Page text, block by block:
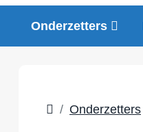
Onderzetters
Onderzetters